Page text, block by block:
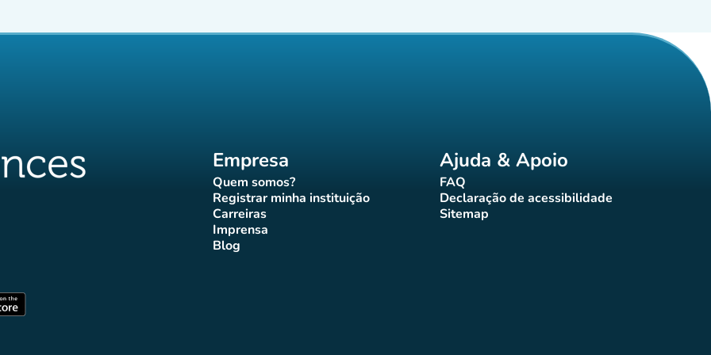
separador)
Empresa
Quem somos?(novo separador)
Registrar minha instituição
(novo separador)
Carreiras(novo separador)
Imprensa(novo separador)
Blog(novo separador)
Ajuda & Apoio
FAQ(novo separador)
Declaração de acessibilidade
(novo separador)
Sitemap(novo separador)